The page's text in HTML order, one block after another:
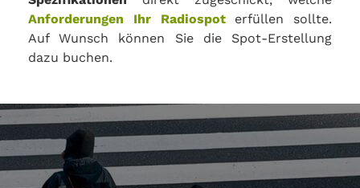
Anforderungen Ihr Radiospoterfüllen sollte.
Auf Wunsch können Sie die Spot-Erstellung
dazu buchen.